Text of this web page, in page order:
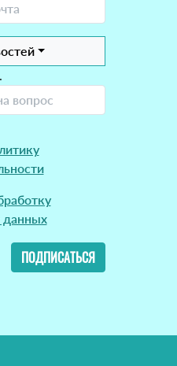
данных
ПОДПИСАТЬСЯ